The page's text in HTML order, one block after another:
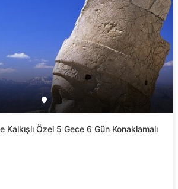
Özel 5 Gece 6 Gün Konaklamalı